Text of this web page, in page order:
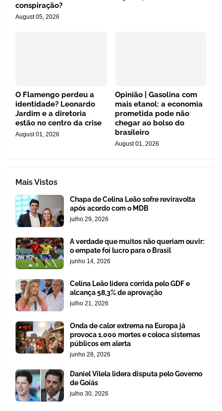
conspiração?
August 05, 2026
O Flamengo perdeu a
identidade? Leonardo
Jardim e a diretoria
estão no centro da crise
August 01, 2026
Opinião | Gasolina com
mais etanol: a economia
prometida pode não
chegar ao bolso do
brasileiro
August 01, 2026
Mais Vistos
Chapa de Celina Leão sofre reviravolta
após acordo com o MDB
julho 29, 2026
A verdade que muitos não queriam ouvir:
o empate foi lucro para o Brasil
junho 14, 2026
Celina Leão lidera corrida pelo GDF e
alcança 58,3% de aprovação
julho 21, 2026
Onda de calor extrema na Europa já
provoca 1.000 mortes e coloca sistemas
públicos em alerta
junho 28, 2026
Daniel Vilela lidera disputa pelo Governo
de Goiás
julho 30, 2026